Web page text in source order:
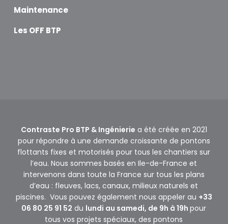
Maintenance
Les OFF BTP
Contraste Pro BTP & Ingénierie a été créée en 2021
pour répondre à une demande croissante de pontons
flottants fixes et motorisés pour tous les chantiers sur
l’eau. Nous sommes basés en Ile-de-France et
intervenons dans toute la France sur tous les plans
d’eau : fleuves, lacs, canaux, milieux naturels et
piscines. Vous pouvez également nous appeler au +33
06 80 25 91 52 du lundi au samedi, de 9h à 19hpour
tous vos projets spéciaux, des pontons